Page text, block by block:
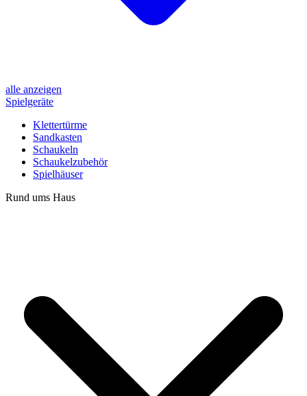
alle anzeigen
Spielgeräte
Klettertürme
Sandkasten
Schaukeln
Schaukelzubehör
Spielhäuser
Rund ums Haus